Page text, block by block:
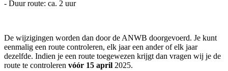
- Duur route: ca. 2 uur
De wijzigingen worden dan door de ANWB doorgevoerd. Je kunt
eenmalig een route controleren, elk jaar een ander of elk jaar
dezelfde. Indien je een route toegewezen krijgt dan vragen wij je de
route te controleren vóór 15 april 2025.